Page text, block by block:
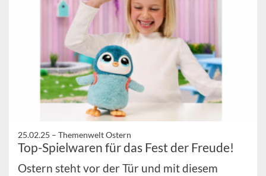
25.02.25 – Themenwelt Ostern
Top-Spielwaren für das Fest der Freude!
Ostern steht vor der Tür und mit diesem